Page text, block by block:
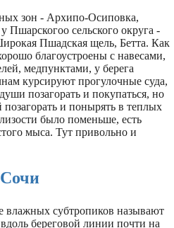
зон - Архипо-Осиповка,
Пшарскогоо сельского округа -
Пшадская щель, Бетта. Как
благоустроены с навесами,
медпунктами, у берега
курсируют прогулочные суда,
позагорать и покупаться, но
и понырять в теплых
было поменьше, есть
мыса. Тут привольно и
субтропиков называют
береговой линии почти на